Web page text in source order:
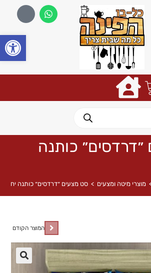
כותנה
מוצרי מיטה ומצעים > סט מצעים ״דרדסים״ כותנה יחיד
המוצר הקודם